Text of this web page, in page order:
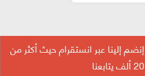
إنضم إلينا عبر انستقرام حيث أكثر من
20 ألف يتابعنا